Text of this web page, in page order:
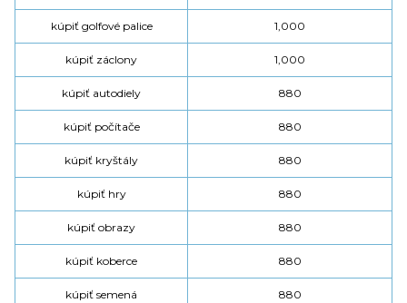
kúpiť golfové palice 1,000
kúpiť záclony 1,000
kúpiť autodiely 880
kúpiť počítače 880
kúpiť kryštály 880
kúpiť hry 880
kúpiť obrazy 880
kúpiť koberce 880
kúpiť semená 880